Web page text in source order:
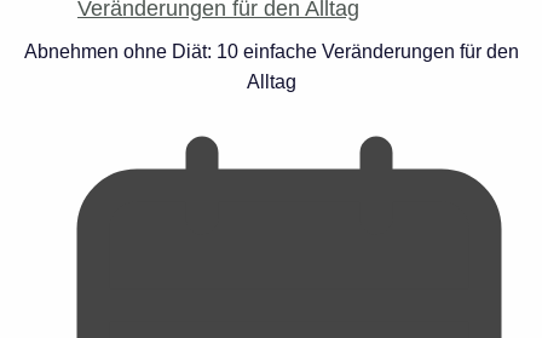
Abnehmen ohne Diät: 10 einfache Veränderungen für den
Alltag